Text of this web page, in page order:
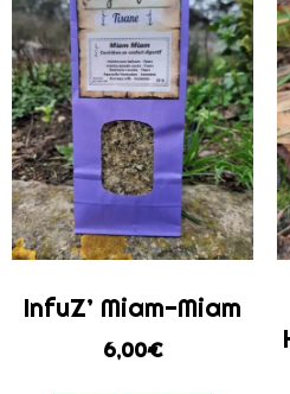
InfuZ’ Miam-Miam
6,00€